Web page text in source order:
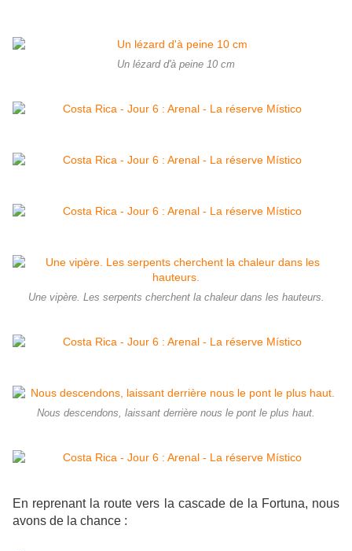
Un lézard d'à peine 10 cm
Une vipère. Les serpents cherchent la chaleur dans les hauteurs.
Nous descendons, laissant derrière nous le pont le plus haut.
En reprenant la route vers la cascade de la Fortuna, nous
avons de la chance :